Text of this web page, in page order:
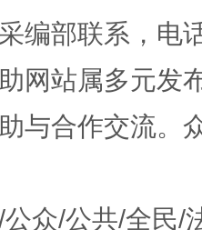
编部联系，电
网站属多元发
与合作交流。
众/公共/全民/